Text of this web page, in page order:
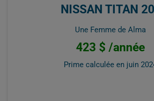
NISSAN TITAN
Une Femme de Alma
423 $ /année
Prime calculée en juin